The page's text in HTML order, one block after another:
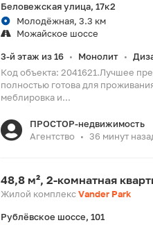
Беловежская улица, 17к2
Молодёжная, 3.3 км
Можайское шоссе
3-й этаж из 16 • Монолит •
Код объекта: 2041621.Лучшее
полностью готова для
меблировка и...
ПРОСТОР-недвижимость
Агентство
• 36 минут
48,8 м², 2-комнатная
Жилой комплексVander Park
Рублёвское шоссе, 101